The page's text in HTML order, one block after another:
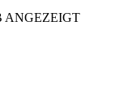
ANGEZEIGT